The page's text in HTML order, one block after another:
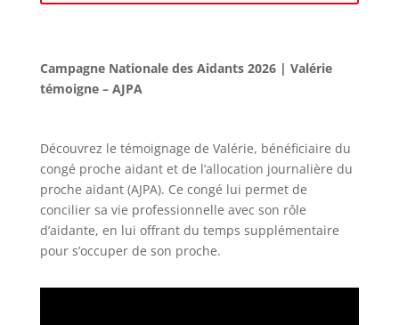
Campagne Nationale des Aidants 2026 | Valérie
témoigne – AJPA
Découvrez le témoignage de Valérie, bénéficiaire du
congé proche aidant et de l’allocation journalière du
proche aidant (AJPA). Ce congé lui permet de
concilier sa vie professionnelle avec son rôle
d’aidante, en lui offrant du temps supplémentaire
pour s’occuper de son proche.